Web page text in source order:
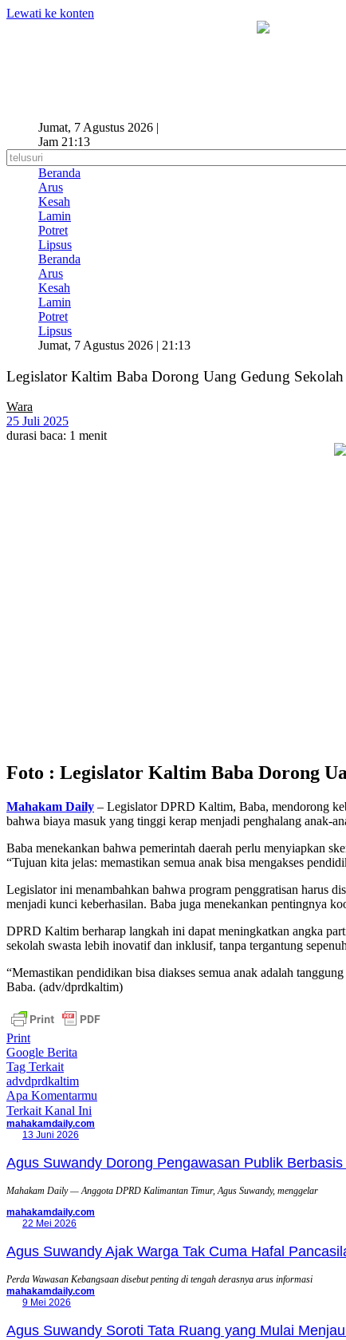
Lewati ke konten
Jumat, 7 Agustus 2026 |
Jam 21:13
Beranda
Arus
Kesah
Lamin
Potret
Lipsus
Beranda
Arus
Kesah
Lamin
Potret
Lipsus
Jumat, 7 Agustus 2026 | 21:13
Legislator Kaltim Baba Dorong Uang Gedung Sekolah
Wara
25 Juli 2025
durasi baca: 1 menit
Foto : Legislator Kaltim Baba Dorong
Mahakam Daily – Legislator DPRD Kaltim, Baba, mendorong
bahwa biaya masuk yang tinggi kerap menjadi penghalang anak-
Baba menekankan bahwa pemerintah daerah perlu menyiapkan
“Tujuan kita jelas: memastikan semua anak bisa mengakses
Legislator ini menambahkan bahwa program penggratisan harus
menjadi kunci keberhasilan. Baba juga menekankan pentingnya
DPRD Kaltim berharap langkah ini dapat meningkatkan angka
sekolah swasta lebih inovatif dan inklusif, tanpa tergantung
“Memastikan pendidikan bisa diakses semua anak adalah
Baba. (adv/dprdkaltim)
Print
Google Berita
Tag Terkait
advdprdkaltim
Apa Komentarmu
Terkait Kanal Ini
mahakamdaily.com
13 Juni 2026
Agus Suwandy Dorong Pengawasan Publik
Mahakam Daily — Anggota DPRD Kalimantan Timur, Agus Suwandy, menggelar
mahakamdaily.com
22 Mei 2026
Agus Suwandy Ajak Warga Tak Cuma Hafal
Perda Wawasan Kebangsaan disebut penting di tengah derasnya arus informasi
mahakamdaily.com
9 Mei 2026
Agus Suwandy Soroti Tata Ruang yang Mulai